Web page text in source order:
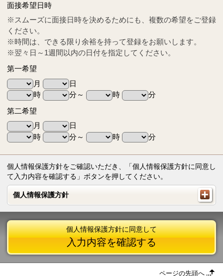
Tel
0570-55-0314
面接希望日時
※スムーズに面接日時を決めるためにも、複数の希望をご登録
ください。
※時間は、できる限り余裕を持って登録をお願いします。
※翌々日～1週間以内の日付を指定してください。
第一希望
月
日
時
分～ 時
分
第二希望
月
日
時
分～ 時 分
個人情報保護方針をご確認いただき、「個人情報保護方針に同意し
て入力内容を確認する」ボタンを押してください。
個人情報保護方針
個人情報保護方針
個人情報保護方針に同意して
入力内容を確認する
ページの先頭へ